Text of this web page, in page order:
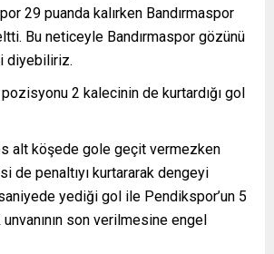
29 puanda kalırken Bandırmaspor
Bu neticeyle Bandırmaspor gözünü
diyebiliriz.
pozisyonu 2 kalecinin de kurtardığı gol
alt köşede gole geçit vermezken
de penaltıyı kurtararak dengeyi
yediği gol ile Pendikspor’un 5
son verilmesine engel